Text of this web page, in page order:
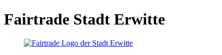
Fairtrade Stadt Erwitte